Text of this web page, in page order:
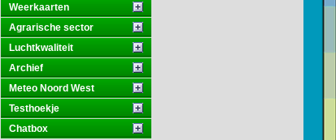
Weerkaarten
Agrarische sector
Luchtkwaliteit
Archief
Meteo Noord West
Testhoekje
Chatbox